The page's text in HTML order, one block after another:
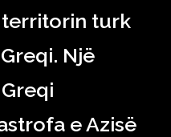
turk
Një
e Azisë